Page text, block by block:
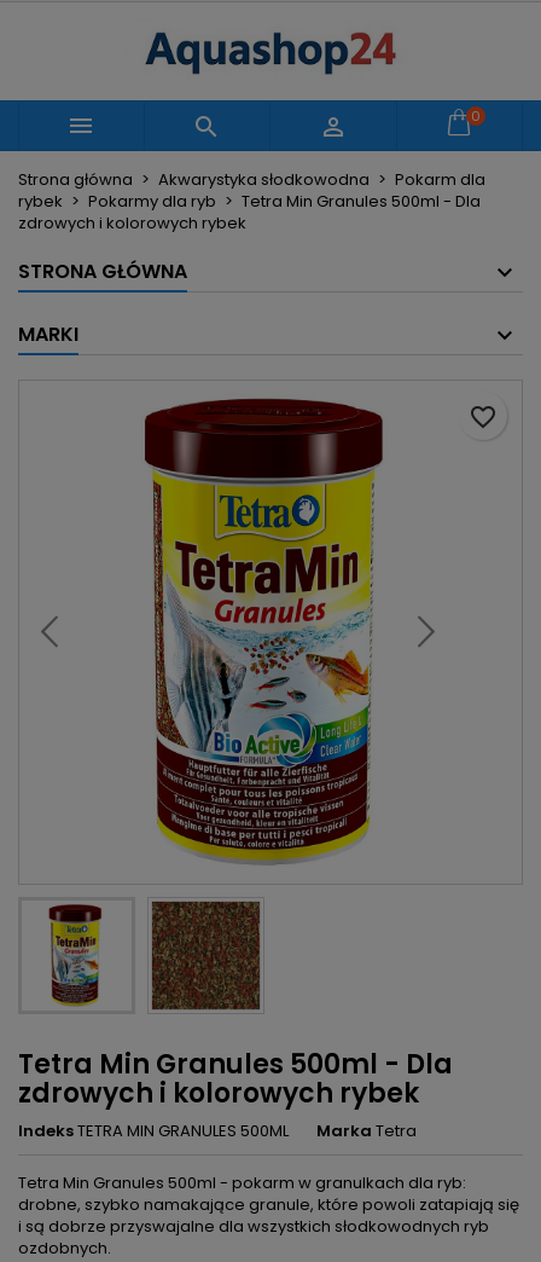
   0
Strona główna Akwarystyka słodkowodna
Pokarm dla
rybek
Pokarmy dla ryb
Tetra Min Granules 500ml - Dla
zdrowych i kolorowych rybek
STRONA GŁÓWNA
MARKI
Tetra Min Granules 500ml - Dla
zdrowych i kolorowych rybek
IndeksTETRA MIN GRANULES 500ML Marka Tetra
Tetra Min Granules 500ml - pokarm w granulkach dla ryb:
drobne, szybko namakające granule, które powoli zatapiają się
i są dobrze przyswajalne dla wszystkich słodkowodnych ryb
ozdobnych.
favorite_border
Moje listy życzeń
add_circle_outline Utwórz nową listę
Utwórz listę życzeń
Nazwa listy życzeń
Zaloguj się
Musisz być zalogowany by zapisać produkty na
swojej liście życzeń.
Anuluj Zaloguj się